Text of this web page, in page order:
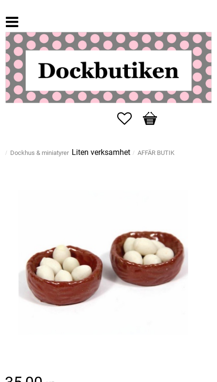
Favoriter
Kundvagn
Dockhus & miniatyrer Liten verksamhet AFFÄR BUTIK